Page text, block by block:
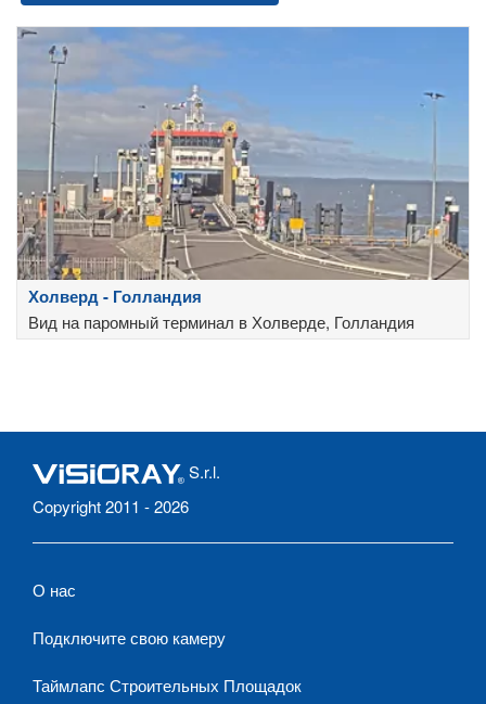
Холверд - Голландия
Вид на паромный терминал в Холверде, Голландия
S.r.l.
Copyright 2011 - 2026
О нас
Подключите свою камеру
Таймлапс Строительных Площадок